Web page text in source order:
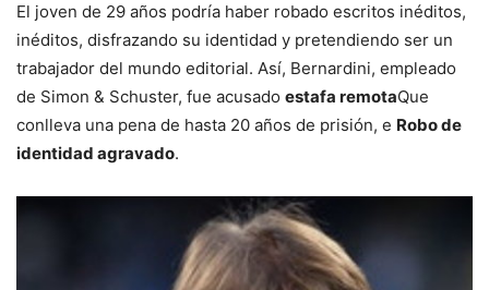
El joven de 29 años podría haber robado escritos inéditos,
inéditos, disfrazando su identidad y pretendiendo ser un
trabajador del mundo editorial. Así, Bernardini, empleado
de Simon & Schuster, fue acusado estafa remotaQue
conlleva una pena de hasta 20 años de prisión, e Robo de
identidad agravado.